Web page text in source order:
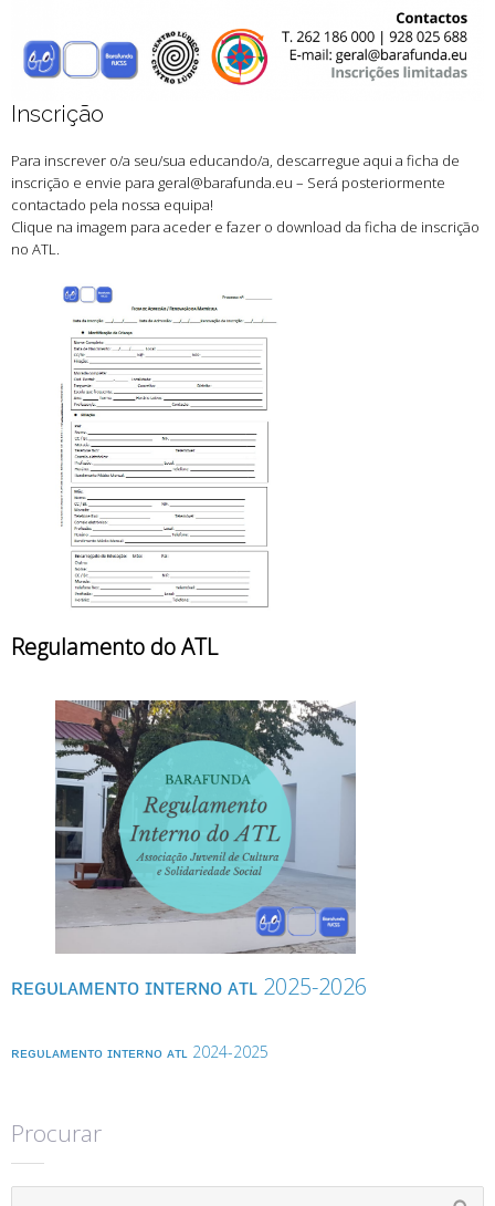
Inscrição
Para inscrever o/a seu/sua educando/a, descarregue aqui a ficha de
inscrição e envie para geral@barafunda.eu – Será posteriormente
contactado pela nossa equipa!
Clique na imagem para aceder e fazer o download da ficha de inscrição
no ATL.
Regulamento do ATL
ʀᴇɢᴜʟᴀᴍᴇɴᴛᴏ ɪɴᴛᴇʀɴᴏ ᴀᴛʟ 2025-2026
ʀᴇɢᴜʟᴀᴍᴇɴᴛᴏ ɪɴᴛᴇʀɴᴏ ᴀᴛʟ 2024-2025
Procurar